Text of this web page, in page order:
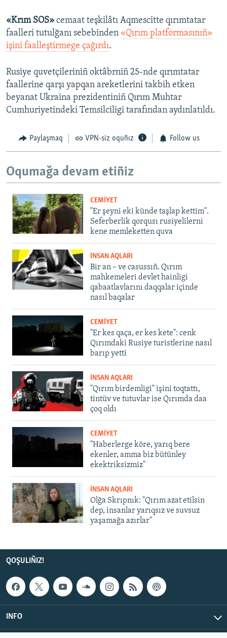
«Krım SOS» cemaat teşkilâtı Aqmescitte qırımtatar
faalleri tutulğanı sebebinden «Qırım platformasınıñ»
işini faalleştirmege çağırdı.
Rusiye quvetçileriniñ oktâbrniñ 25-nde qırımtatar
faallerine qarşı yapqan areketlerini takbih etken
beyanat Ukraina prezidentiniñ Qırım Muhtar
Cumhuriyetindeki Temsilciligi tarafından aydınlatıldı.
Paylaşmaq VPN-siz oquñız Follow us
Oqumağa devam etiñiz
CEMİYET
"Er şeyni eki künde taşlap kettim".
Seferberlik qorqusı rusiyelilerni
kene memleketten quva
İNSAN AQLARI
Bir an – ve casussıñ. Qırım
mahkemeleri devlet hainligi
qabaatlavlarını daqqalar içinde
nasıl baqalar
CEMİYET
"Er kes qaça, er kes kete": cenk
Qırımdaki Rusiye turistlerine nasıl
barıp yetti
İNSAN AQLARI
"Qırım birdemligi" işini toqtattı,
tintüv ve tutuvlar ise Qırımda daa
çoq oldı
CEMİYET
"Haberlerge köre, yarıq bere
ekenler, amma biz bütünley
ekektriksizmiz"
İNSAN AQLARI
Olğa Skrıpnık: "Qırım azat etilsin
dep, insanlar yarıqsız ve suvsuz
yaşamağa azırlar"
QOŞULIÑIZ!
INFO